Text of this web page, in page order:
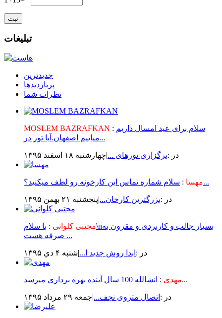
تبلیغات
جدیدترین
پربازدیدها
نظرات شما
MOSLEM BAZRAFKAN : سلام برای عید امسال داریم
میاییم اصفهان.آیا تور در...
در :برگزاری تورهای ...|چهارشنبه ۱۸ اسفند ۱۳۹۵
مهسا : سلام شماره تماس این کارخونه رو لطف میکنید؟...
در :بزرگترین کارخان...|پنجشنبه ۲۱ بهمن ۱۳۹۵
مجتبی کلوانی : با سلام\nبسیار جالب و کاربردی و مقرون به
صرفه هست ...
در : ابدا روش جدید ا...|شنبه ۴ دي ۱۳۹۵
مهدی : انشالله 100 سال آینده بهره برداری میرسد...
در : اتصال متروی نجف...|جمعه ۲۹ مرداد ۱۳۹۵